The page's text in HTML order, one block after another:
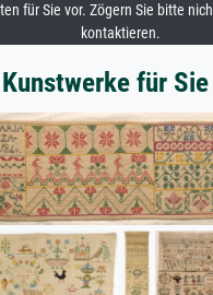
für Sie vor. Zögern Sie bitte
kontaktieren.
für